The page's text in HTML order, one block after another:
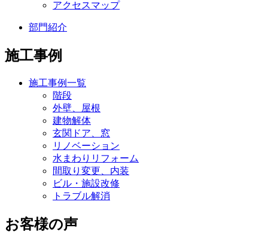
アクセスマップ
部門紹介
施工事例
施工事例一覧
階段
外壁、屋根
建物解体
玄関ドア、窓
リノベーション
水まわりリフォーム
間取り変更、内装
ビル・施設改修
トラブル解消
お客様の声